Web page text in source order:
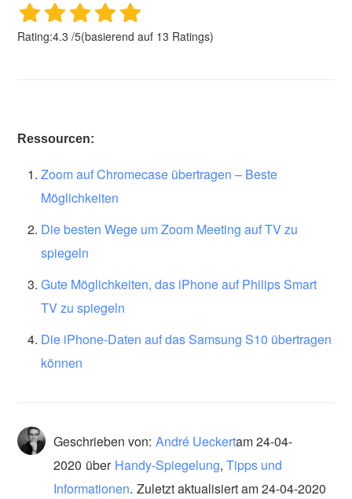
Rating:4.3 /5(basierend auf 13 Ratings)
Ressourcen:
Zoom auf Chromecase übertragen – Beste
Möglichkeiten
Die besten Wege um Zoom Meeting auf TV zu
spiegeln
Gute Möglichkeiten, das iPhone auf Philips Smart
TV zu spiegeln
Die iPhone-Daten auf das Samsung S10 übertragen
können
Geschrieben von: André Ueckertam24-04-
2020 über Handy-Spiegelung,Tipps und
Informationen. Zuletzt aktualisiert am 24-04-2020